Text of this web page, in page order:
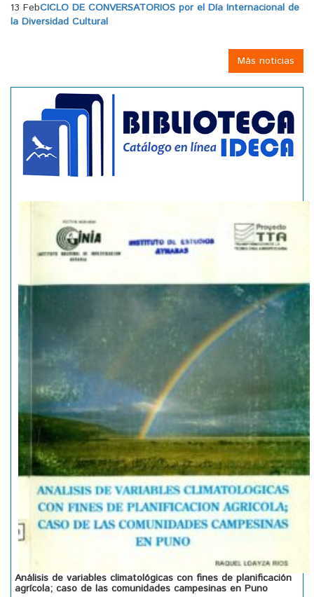
13 FebCICLO DE CONVERSATORIOS por el Día Internacional de
la Diversidad Cultural
Más noticias
Análisis de variables climatológicas con fines de planificación
agrícola; caso de las comunidades campesinas en Puno